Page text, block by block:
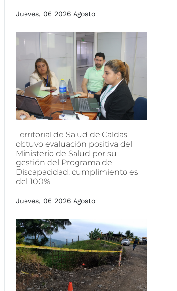
Jueves, 06 2026 Agosto
Territorial de Salud de Caldas
obtuvo evaluación positiva del
Ministerio de Salud por su
gestión del Programa de
Discapacidad: cumplimiento es
del 100%
Jueves, 06 2026 Agosto